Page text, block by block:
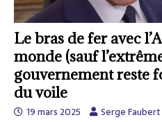
Le bras de fer avec
monde (sauf
gouvernement reste
du voile
19 mars 2025 Serge Faubert